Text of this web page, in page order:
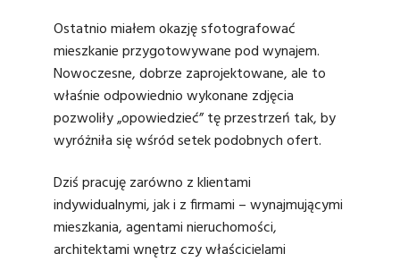
Ostatnio miałem okazję sfotografować
mieszkanie przygotowywane pod wynajem.
Nowoczesne, dobrze zaprojektowane, ale to
właśnie odpowiednio wykonane zdjęcia
pozwoliły „opowiedzieć” tę przestrzeń tak, by
wyróżniła się wśród setek podobnych ofert.
Dziś pracuję zarówno z klientami
indywidualnymi, jak i z firmami – wynajmującymi
mieszkania, agentami nieruchomości,
architektami wnętrz czy właścicielami